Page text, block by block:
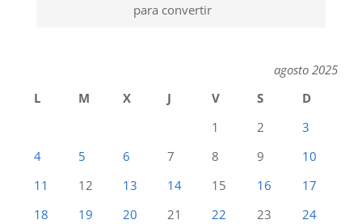
para convertir
agosto 2025
L
M X J V S
D
1
2
3
4
5 6 7 8 9
10
11
12 13 14 15 16
17
18
19 20 21 22 23
24